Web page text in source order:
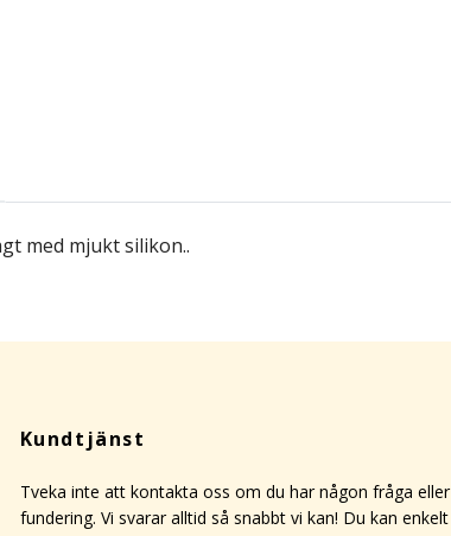
med mjukt silikon..
Kundtjänst
Tveka inte att kontakta oss om du har någon fråga eller
fundering. Vi svarar alltid så snabbt vi kan! Du kan enkelt